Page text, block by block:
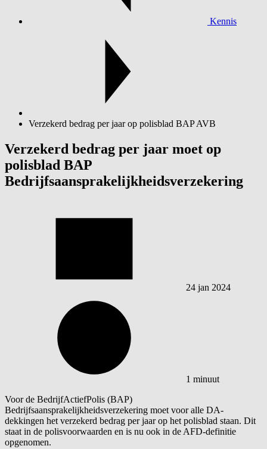
Kennis
Verzekerd bedrag per jaar op polisblad BAP AVB
Verzekerd bedrag per jaar moet op
polisblad BAP
Bedrijfsaansprakelijkheidsverzekering
24 jan 2024
1 minuut
Voor de BedrijfActiefPolis (BAP)
Bedrijfsaansprakelijkheidsverzekering moet voor alle DA-
dekkingen het verzekerd bedrag per jaar op het polisblad staan. Dit
staat in de polisvoorwaarden en is nu ook in de AFD-definitie
opgenomen.